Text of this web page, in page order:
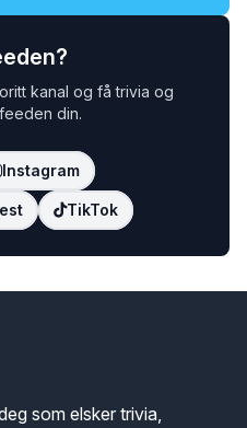
kanal og få trivia og
din.
Instagram
TikTok
som elsker trivia,